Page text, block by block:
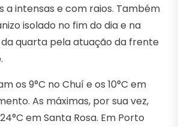
intensas e com raios. Também
isolado no fim do dia e na
quarta pela atuação da frente
os 9°C no Chuí e os 10°C em
As máximas, por sua vez,
em Santa Rosa. Em Porto